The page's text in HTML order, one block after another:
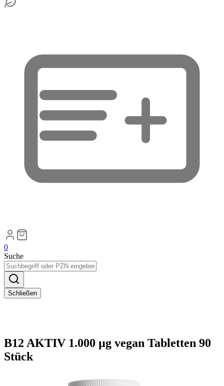
0
Suche
Schließen
B12 AKTIV 1.000 µg vegan Tabletten 90
Stück